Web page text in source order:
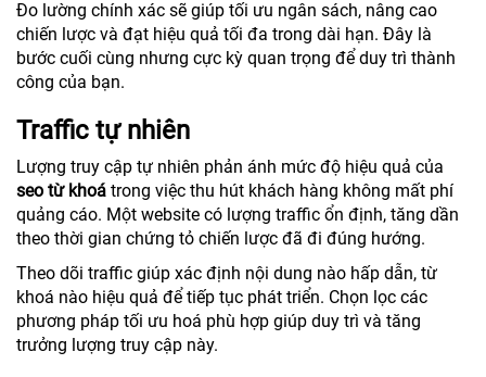
Đo lường chính xác sẽ giúp tối ưu ngân sách, nâng cao
chiến lược và đạt hiệu quả tối đa trong dài hạn. Đây là
bước cuối cùng nhưng cực kỳ quan trọng để duy trì thành
công của bạn.
Traffic tự nhiên
Lượng truy cập tự nhiên phản ánh mức độ hiệu quả của
seo từ khoá trong việc thu hút khách hàng không mất phí
quảng cáo. Một website có lượng traffic ổn định, tăng dần
theo thời gian chứng tỏ chiến lược đã đi đúng hướng.
Theo dõi traffic giúp xác định nội dung nào hấp dẫn, từ
khoá nào hiệu quả để tiếp tục phát triển. Chọn lọc các
phương pháp tối ưu hoá phù hợp giúp duy trì và tăng
trưởng lượng truy cập này.